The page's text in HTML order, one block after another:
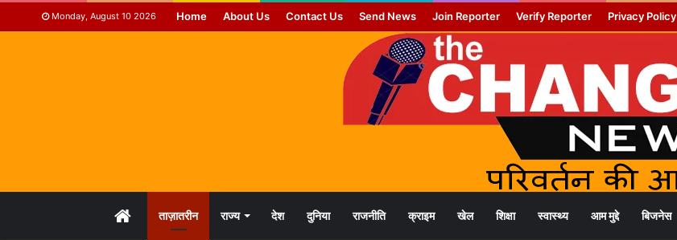
Monday, August 10 2026 Home About Us Contact Us Send News Join Reporter Verify Reporter Privacy Policy
HOMEताज़ातरीन राज्य देश दुनिया राजनीति क्राइम खेल शिक्षा स्वास्थ्य आम मुद्दे बिजनेस